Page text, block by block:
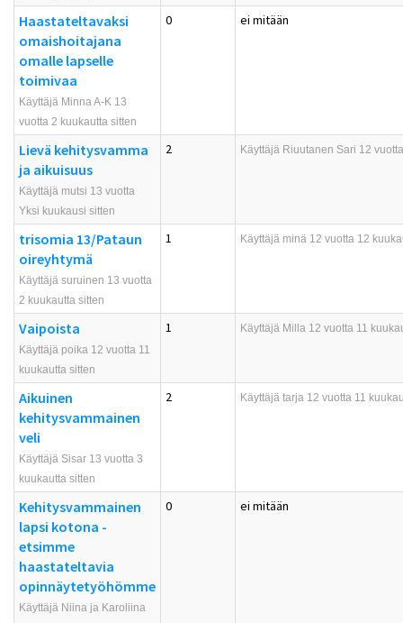
Haastateltavaksi
omaishoitajana
omalle lapselle
toimivaa
Käyttäjä Minna A-K 13
vuotta 2 kuukautta sitten
0 ei mitään
Lievä kehitysvamma
ja aikuisuus
Käyttäjä mutsi 13 vuotta
Yksi kuukausi sitten
2 Käyttäjä Riuutanen Sari 12
trisomia 13/Pataun
oireyhtymä
Käyttäjä suruinen 13 vuotta
2 kuukautta sitten
1 Käyttäjä minä 12 vuotta 12
Vaipoista
Käyttäjä poika 12 vuotta 11
kuukautta sitten
1 Käyttäjä Milla 12 vuotta 11
Aikuinen
kehitysvammainen
veli
Käyttäjä Sisar 13 vuotta 3
kuukautta sitten
2 Käyttäjä tarja 12 vuotta 11
Kehitysvammainen
lapsi kotona -
etsimme
haastateltavia
opinnäytetyöhömme
Käyttäjä Niina ja Karoliina
0 ei mitään